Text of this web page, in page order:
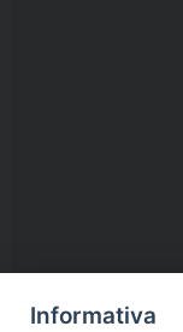
Informativa